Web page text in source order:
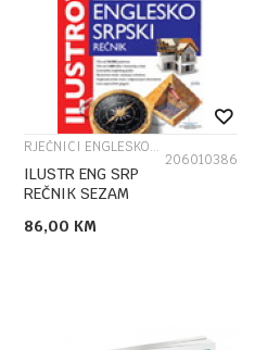
RJEČNICI ENGLESKOG JEZIKA
206010386
ILUSTR ENG SRP
REČNIK SEZAM
86,00 KM